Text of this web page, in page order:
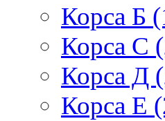
Корса Б
Корса С
Корса Д
Корса E